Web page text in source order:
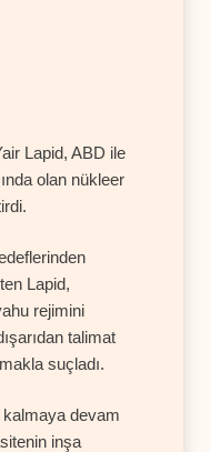
Lapid, ABD ile
olan nükleer
Lapid,
rejimini
talimat
suçladı.
devam
inşa